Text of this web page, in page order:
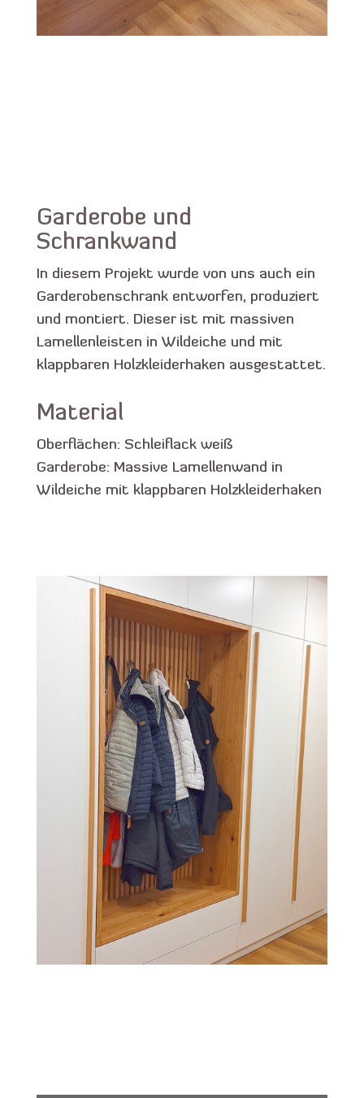
Garderobe und
Schrankwand
In diesem Projekt wurde von uns auch ein
Garderobenschrank entworfen, produziert
und montiert. Dieser ist mit massiven
Lamellenleisten in Wildeiche und mit
klappbaren Holzkleiderhaken ausgestattet.
Material
Oberflächen: Schleiflack weiß
Garderobe: Massive Lamellenwand in
Wildeiche mit klappbaren Holzkleiderhaken